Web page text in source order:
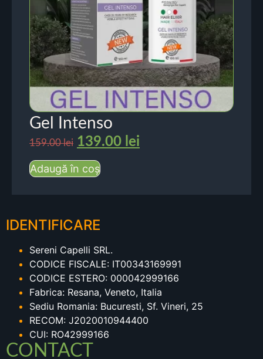
Gel Intenso
159.00lei 139.00 lei
Adaugă în coș
IDENTIFICARE
Sereni Capelli SRL.
CODICE FISCALE: IT00343169991
CODICE ESTERO: 000042999166
Fabrica: Resana, Veneto, Italia
Sediu Romania: Bucuresti, Sf. Vineri, 25
RECOM: J2020010944400
CUI: RO42999166
CONTACT